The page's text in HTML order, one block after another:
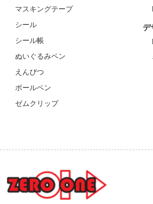
マスキングテープ
シール
シール帳
ぬいぐるみペン
えんぴつ
ボールペン
ゼムクリップ
デ